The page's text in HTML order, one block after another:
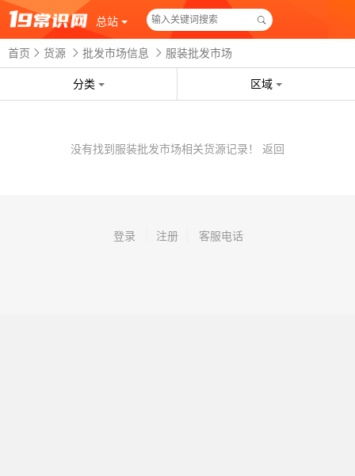
总站
首页 货源 批发市场信息 服装批发市场
分类 区域
没有找到服装批发市场相关货源记录！ 返回
登录 注册 客服电话